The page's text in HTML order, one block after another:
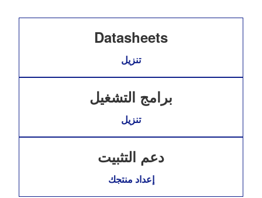
Datasheets
تنزيل
برامج التشغيل
تنزيل
دعم التثبيت
إعداد منتجك